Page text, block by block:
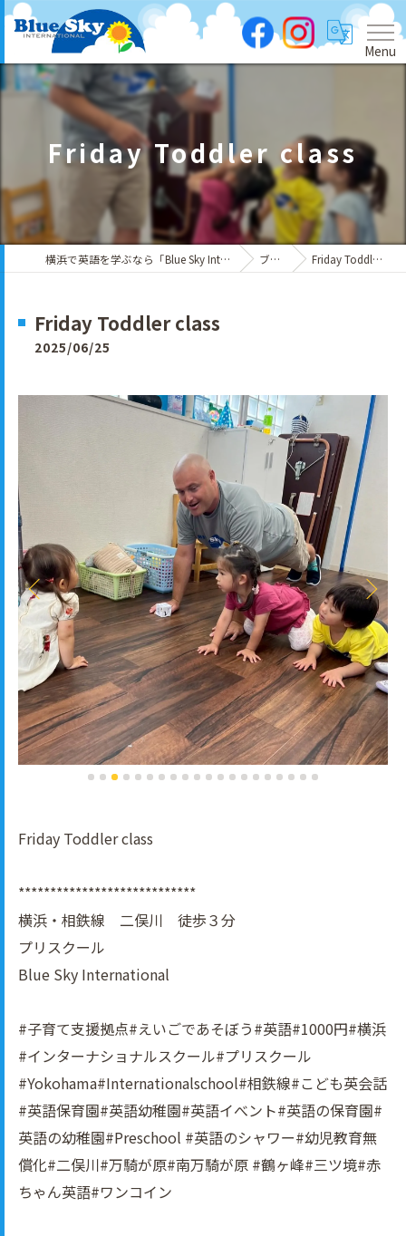
Menu
Friday Toddler class
横浜で英語を学ぶなら「Blue Sky International」 ブログ Friday Toddler class
Friday Toddler class
2025/06/25
Friday Toddler class
****************************
横浜・相鉄線 二俣川 徒歩３分
プリスクール
Blue Sky International
#子育て支援拠点#えいごであそぼう#英語#1000円#横浜
#インターナショナルスクール#プリスクール
#Yokohama#Internationalschool#相鉄線#こども英会話
#英語保育園#英語幼稚園#英語イべント#英語の保育園#
英語の幼稚園#Preschool #英語のシャワー#幼児教育無
償化#二俣川#万騎が原#南万騎が原 #鶴ヶ峰#三ツ境#赤
ちゃん英語#ワンコイン